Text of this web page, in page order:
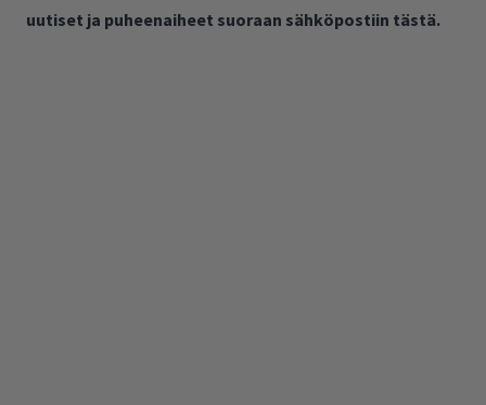
uutiset ja puheenaiheet suoraan sähköpostiin tästä.